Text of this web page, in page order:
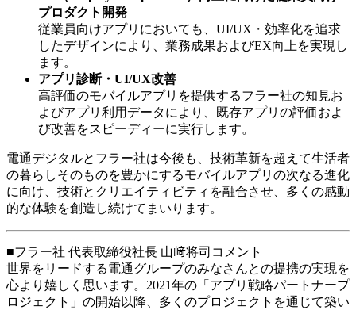
プロダクト開発
従業員向けアプリにおいても、UI/UX・効率化を追求
したデザインにより、業務成果およびEX向上を実現し
ます。
アプリ診断・UI/UX改善
高評価のモバイルアプリを提供するフラー社の知見お
よびアプリ利用データにより、既存アプリの評価およ
び改善をスピーディーに実行します。
電通デジタルとフラー社は今後も、技術革新を超えて生活者
の暮らしそのものを豊かにするモバイルアプリの次なる進化
に向け、技術とクリエイティビティを融合させ、多くの感動
的な体験を創造し続けてまいります。
■フラー社 代表取締役社長 山﨑将司コメント
世界をリードする電通グループのみなさんとの提携の実現を
心より嬉しく思います。2021年の「アプリ戦略パートナープ
ロジェクト」の開始以降、多くのプロジェクトを通じて築い